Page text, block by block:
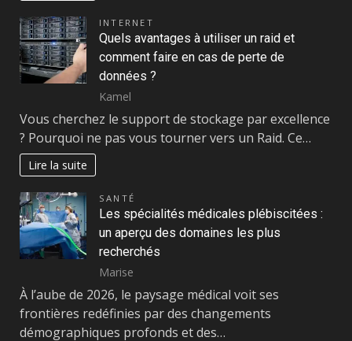
INTERNET
Quels avantages à utiliser un raid et
comment faire en cas de perte de
données ?
Kamel
Vous cherchez le support de stockage par excellence
? Pourquoi ne pas vous tourner vers un Raid. Ce…
Lire la suite
SANTÉ
Les spécialités médicales plébiscitées :
un aperçu des domaines les plus
recherchés
Marise
À l’aube de 2026, le paysage médical voit ses
frontières redéfinies par des changements
démographiques profonds et des…